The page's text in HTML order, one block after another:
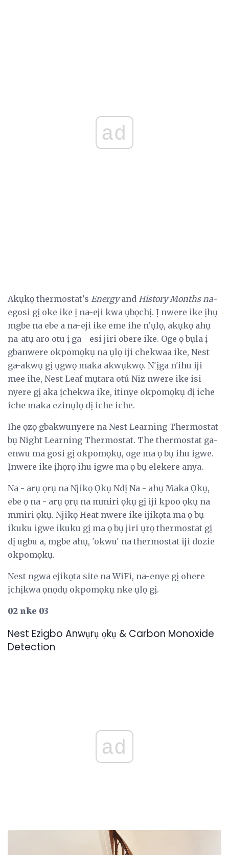
ad
Akụkọ thermostat's Energyand History Months na-
egosi gị oke ike ị na-eji kwa ụbọchị. Ị nwere ike ịhụ
mgbe na ebe a na-eji ike eme ihe n'ụlọ, akụkọ ahụ
na-atụ aro otu ị ga - esi jiri obere ike. Oge ọ bụla ị
gbanwere okpomọkụ na ụlọ iji chekwaa ike, Nest
ga-akwụ gị ụgwọ maka akwụkwọ. N'ịga n'ihu iji
mee ihe, Nest Leaf mụtara otú Niz nwere ike isi
nyere gị aka ịchekwa ike, itinye okpomọkụ dị iche
iche maka ezinụlọ dị iche iche.
Ihe ọzọ gbakwunyere na Nest Learning Thermostat
bụ Night Learning Thermostat. The thermostat ga-
enwu ma gosi gị okpomọkụ, oge ma ọ bụ ihu igwe.
Ịnwere ike ịhọrọ ihu igwe ma ọ bụ elekere anya.
Na - arụ ọrụ na Njikọ Ọkụ Ndị Na - ahụ Maka Ọkụ,
ebe ọ na - arụ ọrụ na mmiri ọkụ gị iji kpoo ọkụ na
mmiri ọkụ. Njikọ Heat nwere ike ijikọta ma ọ bụ
ikuku igwe ikuku gị ma ọ bụ jiri ụrọ thermostat gị
dị ugbu a, mgbe ahụ, 'okwu' na thermostat iji dozie
okpomọkụ.
Nest ngwa ejikọta site na WiFi, na-enye gị ohere
ịchịkwa ọnọdụ okpomọkụ nke ụlọ gị.
02 nke 03
Nest Ezigbo Anwụrụ ọkụ & Carbon Monoxide
Detection
ad